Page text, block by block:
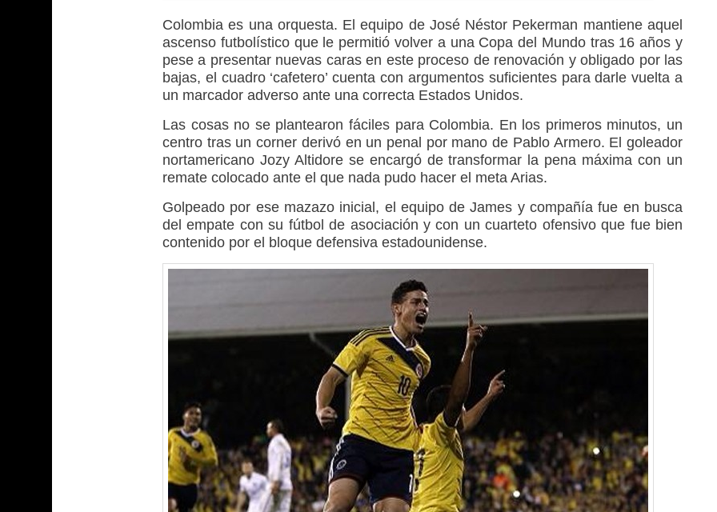
Colombia es una orquesta. El equipo de José Néstor Pekerman mantiene aquel
ascenso futbolístico que le permitió volver a una Copa del Mundo tras 16 años y
pese a presentar nuevas caras en este proceso de renovación y obligado por las
bajas, el cuadro ‘cafetero’ cuenta con argumentos suficientes para darle vuelta a
un marcador adverso ante una correcta Estados Unidos.
Las cosas no se plantearon fáciles para Colombia. En los primeros minutos, un
centro tras un corner derivó en un penal por mano de Pablo Armero. El goleador
nortamericano Jozy Altidore se encargó de transformar la pena máxima con un
remate colocado ante el que nada pudo hacer el meta Arias.
Golpeado por ese mazazo inicial, el equipo de James y compañía fue en busca
del empate con su fútbol de asociación y con un cuarteto ofensivo que fue bien
contenido por el bloque defensiva estadounidense.